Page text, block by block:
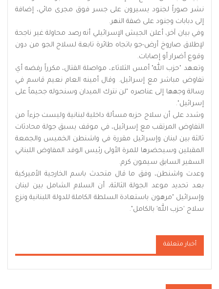
نشر صوراً لجنود يسيرون على جسر فوق مجرى مائي، إضافة
إلى دبابات وجنود على ضفة النهر.
وفي بيان آخر، أعلن الجيش الإسرائيلي أنه رصد محاولة غير ناجحة
لإطلاق صاروخ أرض-جو باتجاه طائرة تابعة لسلاح الجو من دون
وقوع أضرار أو إصابات.
وتعهد "حزب الله" أمس الثلاثاء، مواصلة القتال، مكرراً رفضه أي
تفاوض مباشر مع إسرائيل. وقال أمينه العام نعيم قاسم في
رسالة وجهها إلى عناصره "لن نترك الميدان وسنحوله جحيماً على
إسرائيل".
وشدد على أن سلاح حزبه مسألة داخلية لبنانية وليست جزءاً من
التفاوض المرتقب مع إسرائيل، في موقف يسبق جولة محادثات
ثالثة بين لبنان وإسرائيل مقررة في واشنطن الخميس والجمعة
المقبلين وسيحضرها للمرة الأولى رئيس الوفد المفاوض اللبناني
السفير السابق سيمون كرم.
وعدت واشنطن، وفق ما قال متحدث باسم الخارجية الأميركية
بعد تحديد موعد الجولة الثالثة، أن السلام الشامل بين لبنان
وإسرائيل "مرهون باستعادة السلطة الكاملة للدولة اللبنانية ونزع
سلاح 'حزب الله' بالكامل".
أخبار متعلقة